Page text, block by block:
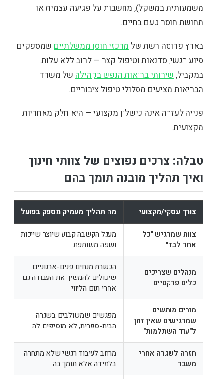
משמעותית במשקל), מחשבות על פגיעה עצמית או
תחושת חוסר טעם בחיים.
בארץ פרוסה רשת של מרכזי חוסן ממשלתיים שמספקים
סיוע רגשי, סדנאות וטיפול קצר — לרוב ללא עלות.
במקביל, שירותי בריאות הנפש בקהילה של משרד
הבריאות מציעים מסלולי טיפול ציבוריים.
פנייה לעזרה אינה כישלון מקצועי — היא חלק מאחריות
מקצועית.
טבלה: צרכים נפוצים של צוותי חינוך
ואיך תהליך מובנה תומך בהם
צורך עסקי/מקצועי מה תהליך מעמיק מספק בפועל
צוות שמרגיש "כל
אחד לבד"
מעגל הקשבה קבוע שיוצר שייכות
ושפה משותפת
מנהלים שצריכים
כלים פרקטיים
הכשרת מנחים פנים-ארגוניים
שיכולים להמשיך את העבודה גם
אחרי תום הליווי
מורים מותשים
שמרגישים שאין זמן
ל"עוד השתלמות"
מפגשים שמשולבים בשגרה
הבית-ספרית, לא מוסיפים לה
חזרה לשגרה אחרי
משבר
מרחב לעיבוד רגשי שלא מתחרה
בלמידה אלא תומך בה